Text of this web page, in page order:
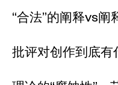
“合法”的阐释vs阐
批评对创作到底有